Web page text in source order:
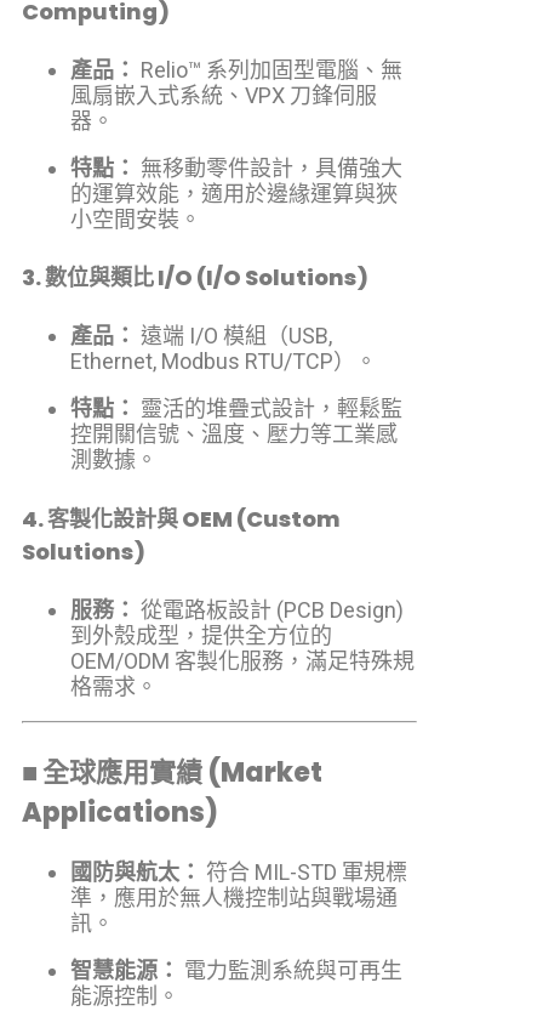
Computing)
產品： Relio™ 系列加固型電腦、無
風扇嵌入式系統、VPX 刀鋒伺服
器。
特點： 無移動零件設計，具備強大
的運算效能，適用於邊緣運算與狹
小空間安裝。
3. 數位與類比 I/O (I/O Solutions)
產品： 遠端 I/O 模組（USB,
Ethernet, Modbus RTU/TCP）。
特點： 靈活的堆疊式設計，輕鬆監
控開關信號、溫度、壓力等工業感
測數據。
4. 客製化設計與 OEM (Custom
Solutions)
服務： 從電路板設計 (PCB Design)
到外殼成型，提供全方位的
OEM/ODM 客製化服務，滿足特殊規
格需求。
■ 全球應用實績 (Market
Applications)
國防與航太： 符合 MIL-STD 軍規標
準，應用於無人機控制站與戰場通
訊。
智慧能源： 電力監測系統與可再生
能源控制。